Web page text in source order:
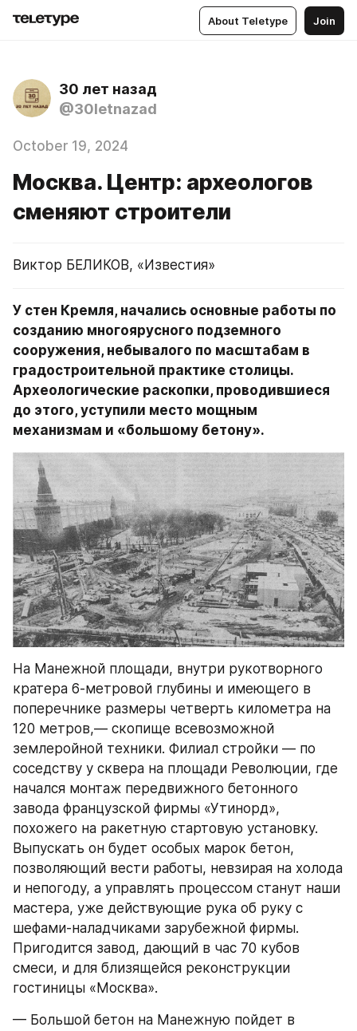
About Teletype Join
30 лет назад
@30letnazad
October 19, 2024
Москва. Центр: археологов
сменяют строители
Виктор БЕЛИКОВ, «Известия»
У стен Кремля, начались основные работы по
созданию многоярусного подземного
сооружения, небывалого по масштабам в
градостроительной практике столицы.
Археологические раскопки, проводившиеся
до этого, уступили место мощным
механизмам и «большому бетону».
На Манежной площади, внутри рукотворного
кратера 6-метровой глубины и имеющего в
поперечнике размеры четверть километра на
120 метров,— скопище всевозможной
землеройной техники. Филиал стройки — по
соседству у сквера на площади Революции, где
начался монтаж передвижного бетонного
завода французской фирмы «Утинорд»,
похожего на ракетную стартовую установку.
Выпускать он будет особых марок бетон,
позволяющий вести работы, невзирая на холода
и непогоду, а управлять процессом станут наши
мастера, уже действующие рука об руку с
шефами-наладчиками зарубежной фирмы.
Пригодится завод, дающий в час 70 кубов
смеси, и для близящейся реконструкции
гостиницы «Москва».
— Большой бетон на Манежную пойдет в